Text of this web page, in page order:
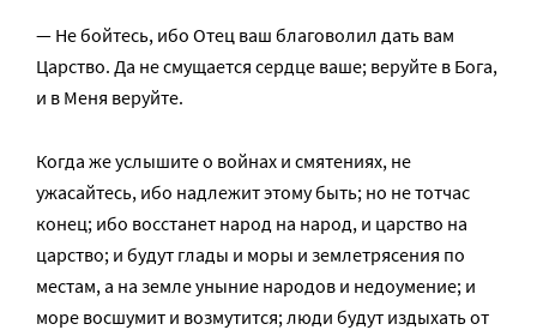
— Не бойтесь, ибо Отец ваш благоволил дать вам
Царство. Да не смущается сердце ваше; веруйте в Бога,
и в Меня веруйте.
Когда же услышите о войнах и смятениях, не
ужасайтесь, ибо надлежит этому быть; но не тотчас
конец; ибо восстанет народ на народ, и царство на
царство; и будут глады и моры и землетрясения по
местам, а на земле уныние народов и недоумение; и
море восшумит и возмутится; люди будут издыхать от